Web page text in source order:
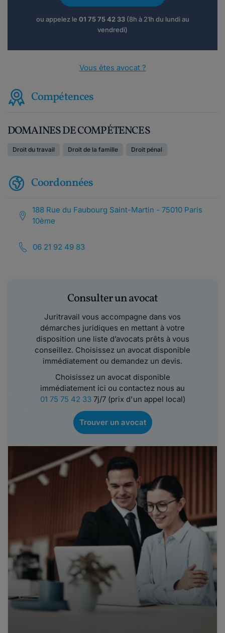
ou appelez le 01 75 75 42 33(8h à 21h du lundi au
vendredi)
Vous êtes avocat ?
Compétences
DOMAINES DE COMPÉTENCES
Droit du travail Droit de la famille Droit pénal
Coordonnées
188 Rue du Faubourg Saint-Martin - 75010 Paris
10ème
06 21 92 49 83
Consulter un avocat
Juritravail vous accompagne dans vos
démarches juridiques en mettant à votre
disposition une liste d’avocats prêts à vous
conseillez. Choisissez un avocat disponible
immédiatement ou demandez un devis.
Choisissez un avocat disponible
immédiatement ici ou contactez nous au
01 75 75 42 337j/7 (prix d'un appel local)
Trouver un avocat